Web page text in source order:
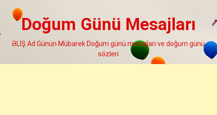
Doğum Günü Mesajları
ƏLİŞ Ad Günün Mübarek Doğum günü mesajları ve doğum günü
sözleri